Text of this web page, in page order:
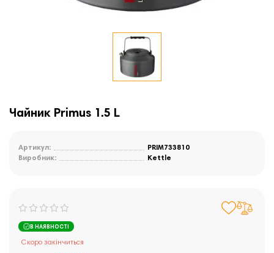
Чайник Primus 1.5 L
Артикул:
PRIM733810
Виробник:
Kettle
В НАЯВНОСТІ
Скоро закінчиться